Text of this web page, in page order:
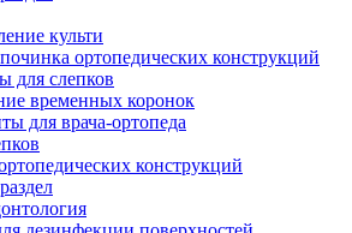
культи
ортопедических конструкций
для слепков
временных коронок
для врача-ортопеда
конструкций